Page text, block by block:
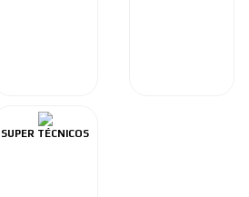
SUPER TÉCNICOS